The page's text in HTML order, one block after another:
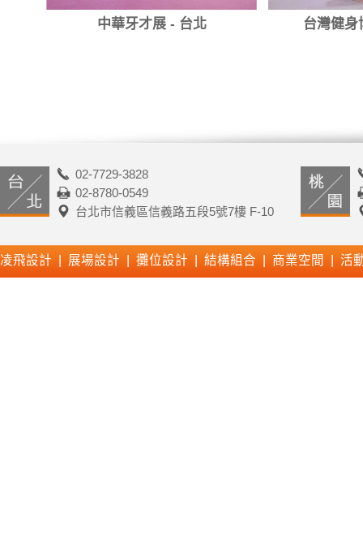
中華牙才展 - 台北 台灣健身
02-7729-3828
02-8780-0549
台北市信義區信義路五段5號7樓 F-10
凌飛設計 | 展場設計 | 攤位設計 | 結構組合 | 商業空間 | 活